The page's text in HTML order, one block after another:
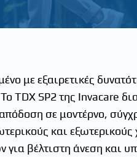
με εξαιρετικές
TDX SP2 της Invacare
σε μοντέρνο,
και
για βέλτιστη άνεση και